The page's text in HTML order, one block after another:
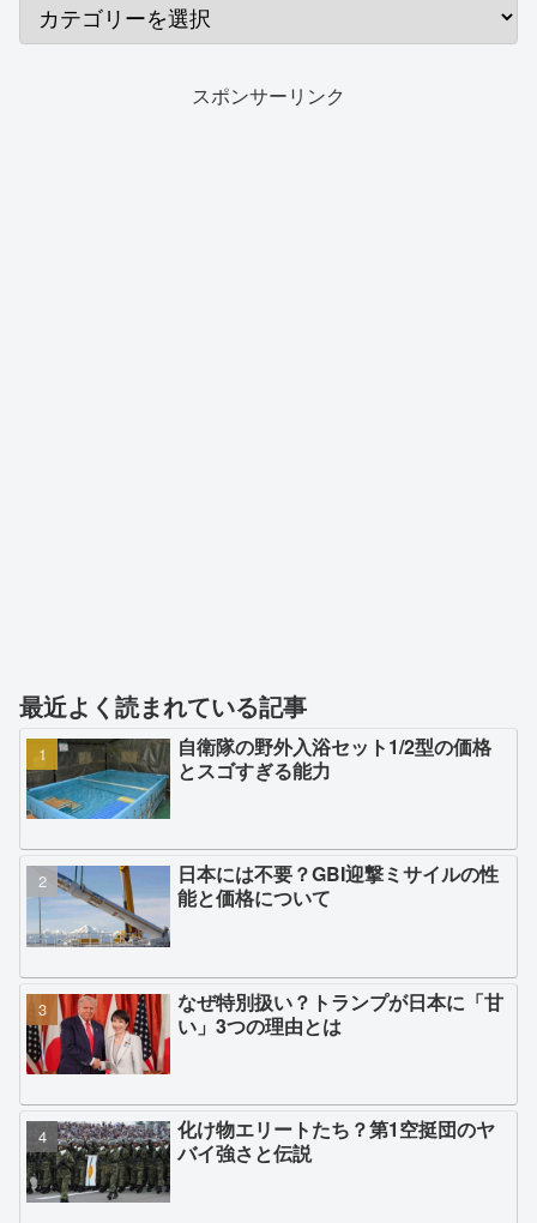
スポンサーリンク
最近よく読まれている記事
自衛隊の野外入浴セット1/2型の価格
とスゴすぎる能力
日本には不要？GBI迎撃ミサイルの性
能と価格について
なぜ特別扱い？トランプが日本に「甘
い」3つの理由とは
化け物エリートたち？第1空挺団のヤ
バイ強さと伝説